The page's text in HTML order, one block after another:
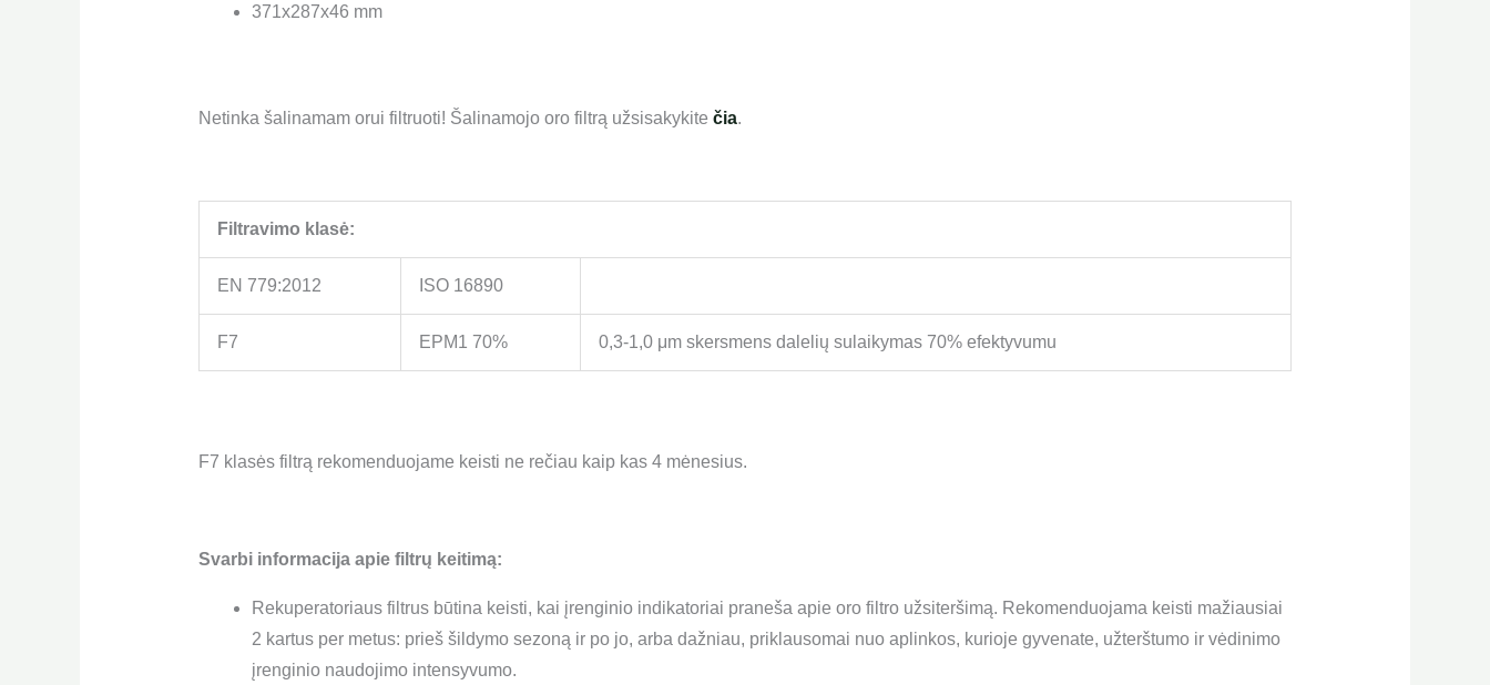
371x287x46 mm
Netinka šalinamam orui filtruoti! Šalinamojo oro filtrą užsisakykite čia.
Filtravimo klasė:
EN 779:2012 ISO 16890
F7 EPM1 70% 0,3-1,0 μm skersmens dalelių sulaikymas 70% efektyvumu
F7 klasės filtrą rekomenduojame keisti ne rečiau kaip kas 4 mėnesius.
Svarbi informacija apie filtrų keitimą:
Rekuperatoriaus filtrus būtina keisti, kai įrenginio indikatoriai praneša apie oro filtro užsiteršimą. Rekomenduojama keisti mažiausiai
2 kartus per metus: prieš šildymo sezoną ir po jo, arba dažniau, priklausomai nuo aplinkos, kurioje gyvenate, užterštumo ir vėdinimo
įrenginio naudojimo intensyvumo.